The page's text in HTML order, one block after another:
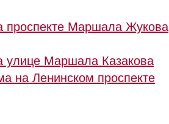
проспекте Маршала Жукова
улице Маршала Казакова
на Ленинском проспекте